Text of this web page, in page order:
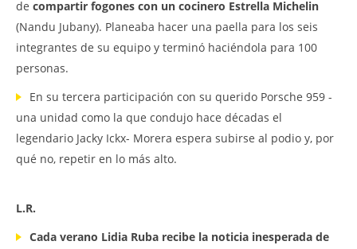
de compartir fogones con un cocinero Estrella Michelin
(Nandu Jubany). Planeaba hacer una paella para los seis
integrantes de su equipo y terminó haciéndola para 100
personas.
En su tercera participación con su querido Porsche 959 -
una unidad como la que condujo hace décadas el
legendario Jacky Ickx- Morera espera subirse al podio y, por
qué no, repetir en lo más alto.
L.R.
Cada verano Lidia Ruba recibe la noticia inesperada de